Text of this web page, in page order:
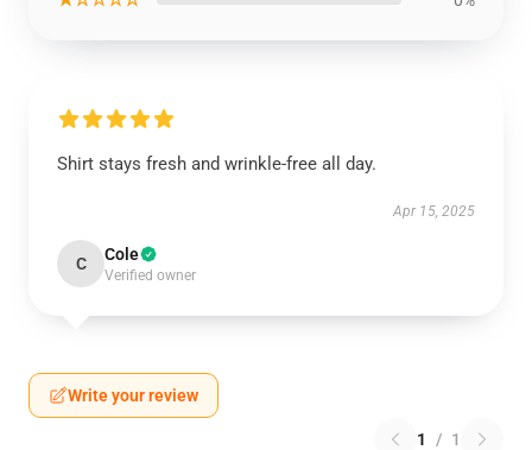
Shirt stays fresh and wrinkle-free all day.
Apr 15, 2025
C Cole
Verified owner
Write your review
1 / 1